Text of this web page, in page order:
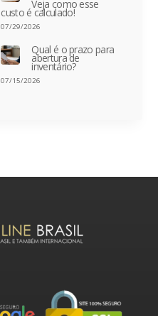
Veja como esse
custo é calculado!
07/29/2026
Qual é o prazo para
abertura de
inventário?
07/15/2026